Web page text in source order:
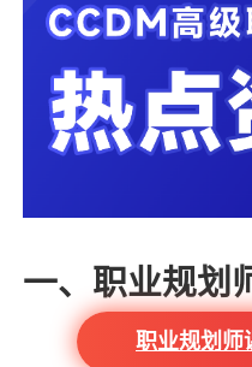
一、职业规划
职业规划师